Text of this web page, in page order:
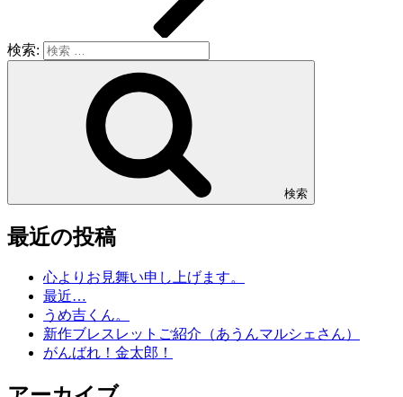
検索:
検索
最近の投稿
心よりお見舞い申し上げます。
最近…
うめ吉くん。
新作ブレスレットご紹介（あうんマルシェさん）
がんばれ！金太郎！